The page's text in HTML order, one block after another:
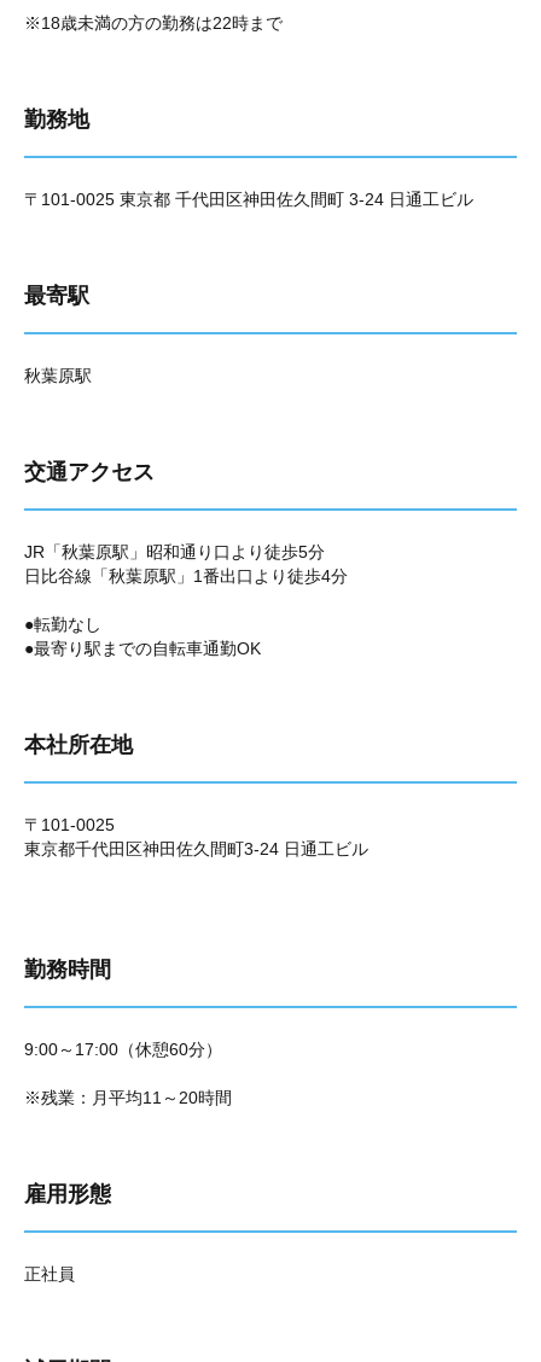
※18歳未満の方の勤務は22時まで
勤務地
〒101-0025 東京都 千代田区神田佐久間町 3-24 日通工ビル
最寄駅
秋葉原駅
交通アクセス
JR「秋葉原駅」昭和通り口より徒歩5分
日比谷線「秋葉原駅」1番出口より徒歩4分
●転勤なし
●最寄り駅までの自転車通勤OK
本社所在地
〒101-0025
東京都千代田区神田佐久間町3-24 日通工ビル
勤務時間
9:00～17:00（休憩60分）
※残業：月平均11～20時間
雇用形態
正社員